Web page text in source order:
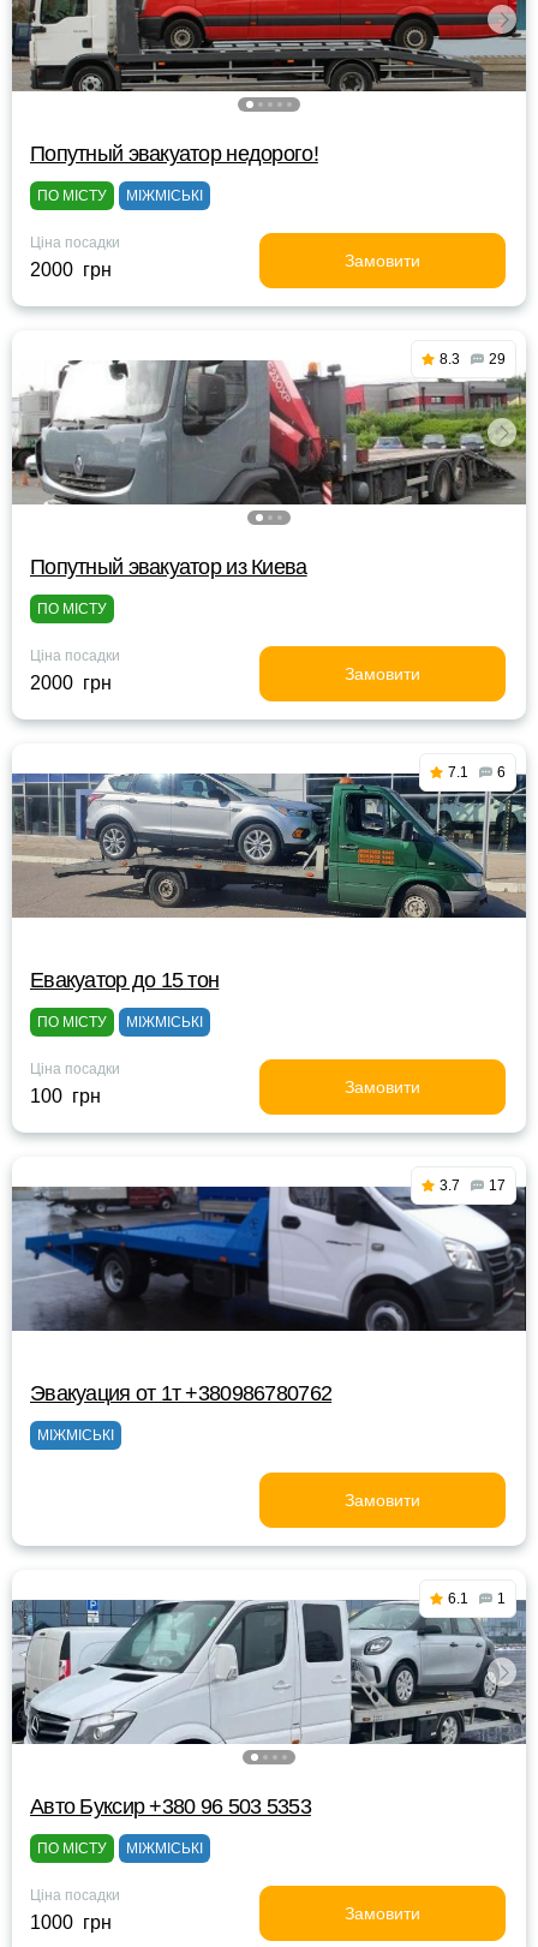
Попутный эвакуатор недорого!
ПО МІСТУ МІЖМІСЬКІ
Ціна посадки
2000 грн Замовити
8.3 29
Попутный эвакуатор из Киева
ПО МІСТУ
Ціна посадки
2000 грн Замовити
7.1 6
Евакуатор до 15 тон
ПО МІСТУ МІЖМІСЬКІ
Ціна посадки
100 грн Замовити
3.7 17
Эвакуация от 1т +380986780762
МІЖМІСЬКІ
Замовити
6.1 1
Авто Буксир +380 96 503 5353
ПО МІСТУ МІЖМІСЬКІ
Ціна посадки
1000 грн Замовити